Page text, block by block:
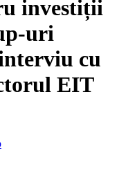
investiții
uri
cu
EIT